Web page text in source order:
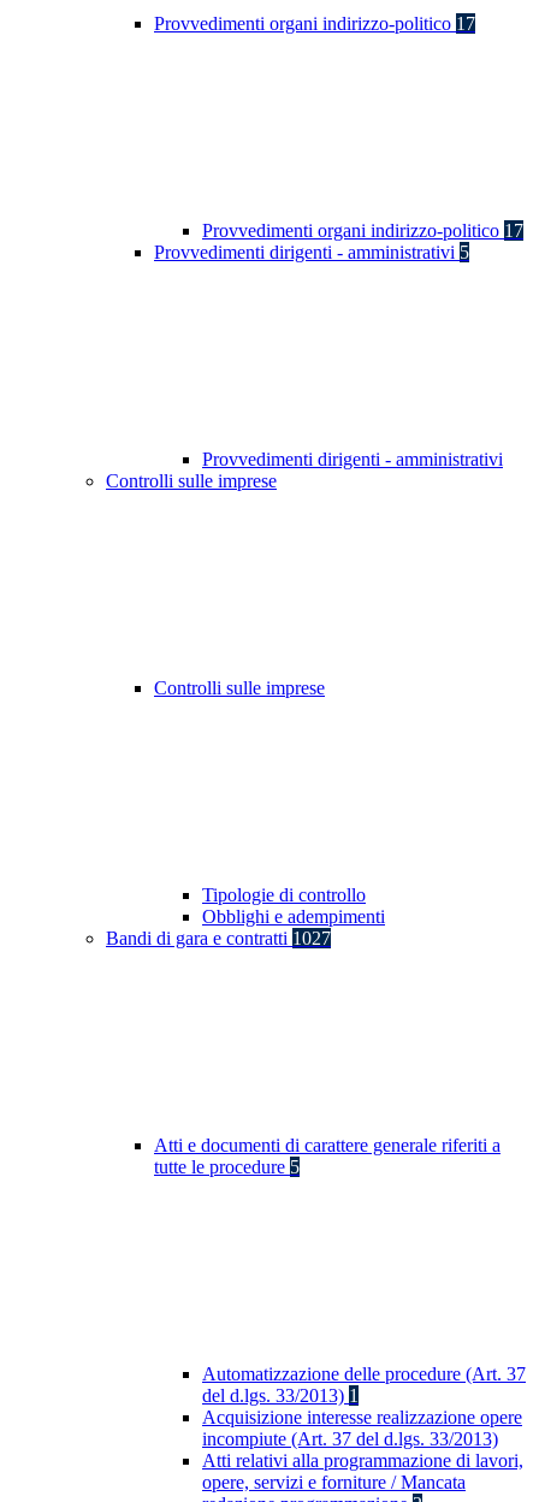
Provvedimenti organi indirizzo-politico 17
Provvedimenti organi indirizzo-politico 17
Provvedimenti dirigenti - amministrativi 5
Provvedimenti dirigenti - amministrativi
Controlli sulle imprese
Controlli sulle imprese
Tipologie di controllo
Obblighi e adempimenti
Bandi di gara e contratti 1027
Atti e documenti di carattere generale riferiti a
tutte le procedure 5
Automatizzazione delle procedure (Art. 37
del d.lgs. 33/2013) 1
Acquisizione interesse realizzazione opere
incompiute (Art. 37 del d.lgs. 33/2013)
Atti relativi alla programmazione di lavori,
opere, servizi e forniture / Mancata